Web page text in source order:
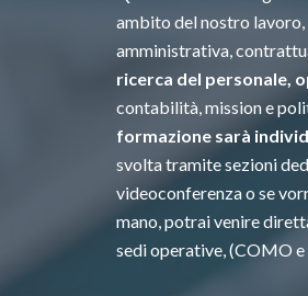
ambito del nostro lavoro,
amministrativa,
ricerca del personale,
contabilità, mission e
formazione sarà
svolta tramite sezioni
videoconferenza o se
mano, potrai venire
sedi operative, (COMO